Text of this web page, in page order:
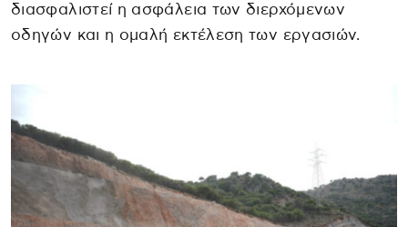
διασφαλιστεί η ασφάλεια των διερχόμενων
οδηγών και η ομαλή εκτέλεση των εργασιών.